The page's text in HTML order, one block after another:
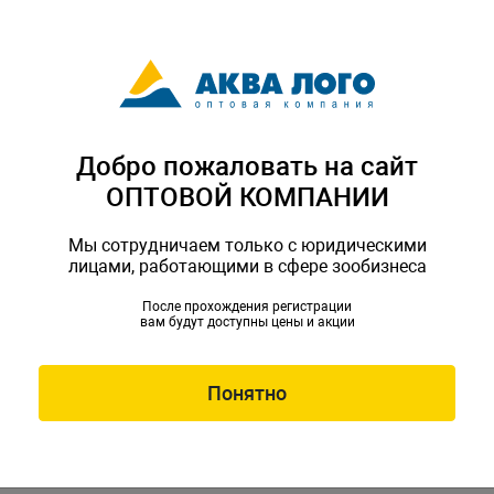
420 c
40,4х18,4х26 см (в
комплекте внутренний
Артикул:ATM-RGT-40W
черный,
Артикул:
Добро пожаловать на сайт
ОПТОВОЙ КОМПАНИИ
Мы сотрудничаем только с юридическими
лицами, работающими в сфере зообизнеса
После прохождения регистрации
вам будут доступны цены и акции
Понятно